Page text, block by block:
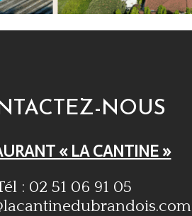
NOUS
« LA CANTINE »
: 02 51 06 91 05